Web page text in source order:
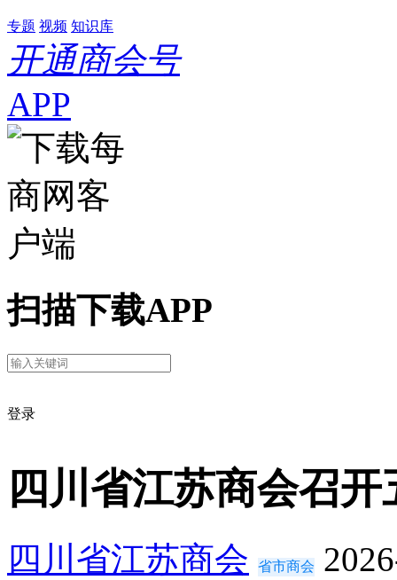
专题 视频 知识库
开通商会号
APP
扫描下载APP
登录
四川省江苏商会召
四川省江苏商会 省市商会